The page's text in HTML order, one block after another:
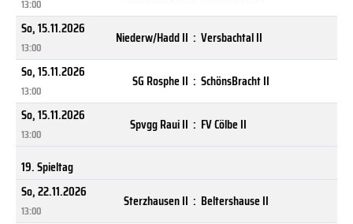
13:00
So, 15.11.2026
13:00
Niederw/Hadd II : Versbachtal II
So, 15.11.2026
13:00
SG Rosphe II : SchönsBracht II
So, 15.11.2026
13:00
Spvgg Raui II : FV Cölbe II
19. Spieltag
So, 22.11.2026
13:00
Sterzhausen II : Beltershause II